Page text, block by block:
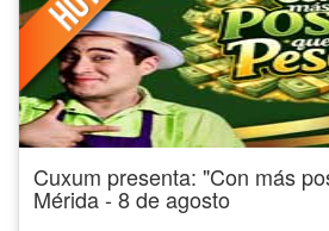
Cuxum presenta: "Con más
Mérida - 8 de agosto